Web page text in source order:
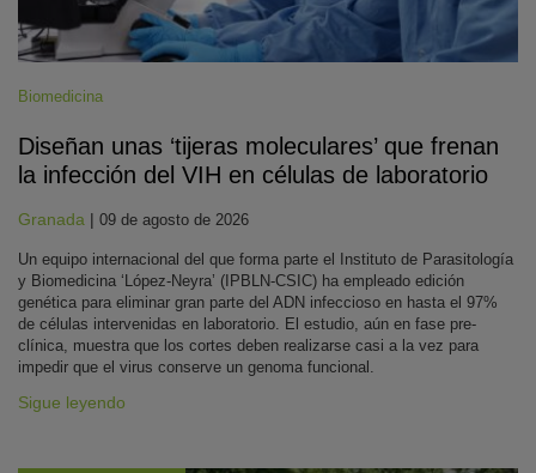
Biomedicina
Diseñan unas ‘tijeras moleculares’ que frenan
la infección del VIH en células de laboratorio
Granada | 09 de agosto de 2026
Un equipo internacional del que forma parte el Instituto de Parasitología
y Biomedicina ‘López-Neyra’ (IPBLN-CSIC) ha empleado edición
genética para eliminar gran parte del ADN infeccioso en hasta el 97%
de células intervenidas en laboratorio. El estudio, aún en fase pre-
clínica, muestra que los cortes deben realizarse casi a la vez para
impedir que el virus conserve un genoma funcional.
Sigue leyendo